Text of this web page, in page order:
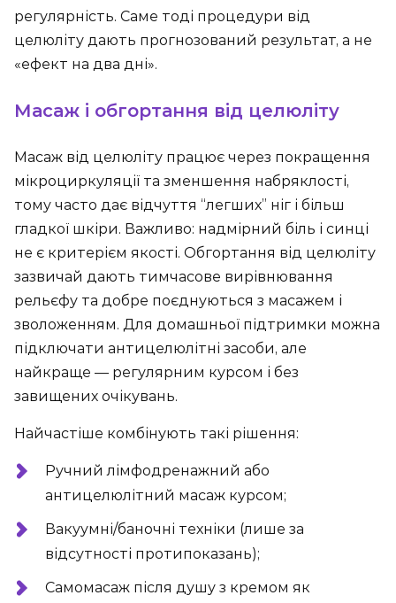
регулярність. Саме тоді процедури від
целюліту дають прогнозований результат, а не
«ефект на два дні».
Масаж і обгортання від целюліту
Масаж від целюліту працює через покращення
мікроциркуляції та зменшення набряклості,
тому часто дає відчуття “легших” ніг і більш
гладкої шкіри. Важливо: надмірний біль і синці
не є критерієм якості. Обгортання від целюліту
зазвичай дають тимчасове вирівнювання
рельєфу та добре поєднуються з масажем і
зволоженням. Для домашньої підтримки можна
підключати антицелюлітні засоби, але
найкраще — регулярним курсом і без
завищених очікувань.
Найчастіше комбінують такі рішення:
Ручний лімфодренажний або
антицелюлітний масаж курсом;
Вакуумні/баночні техніки (лише за
відсутності протипоказань);
Самомасаж після душу з кремом як